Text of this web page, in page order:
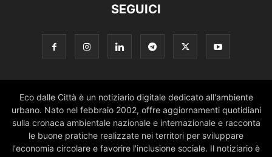
SEGUICI
Eco dalle Città è un notiziario digitale dedicato all'ambiente
urbano. Nato nel febbraio 2002, offre aggiornamenti quotidiani
sulla cronaca ambientale nazionale e internazionale e racconta
le buone pratiche realizzate nei territori per sviluppare
l'economia circolare e favorire l'inclusione sociale. Il notiziario è